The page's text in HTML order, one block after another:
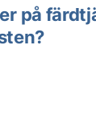
på